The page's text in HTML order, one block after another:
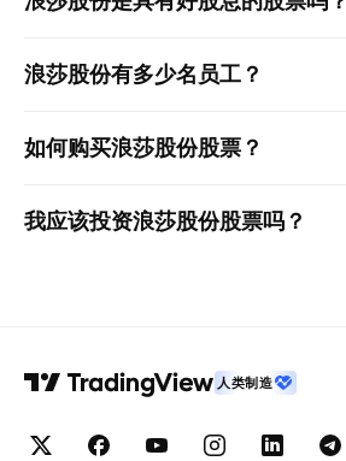
浪莎股份有多少名员工？
如何购买浪莎股份股票？
我应该投资浪莎股份股票吗？
人类制造